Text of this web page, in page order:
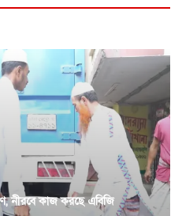
নীরবে কাজ করছে এবিজি